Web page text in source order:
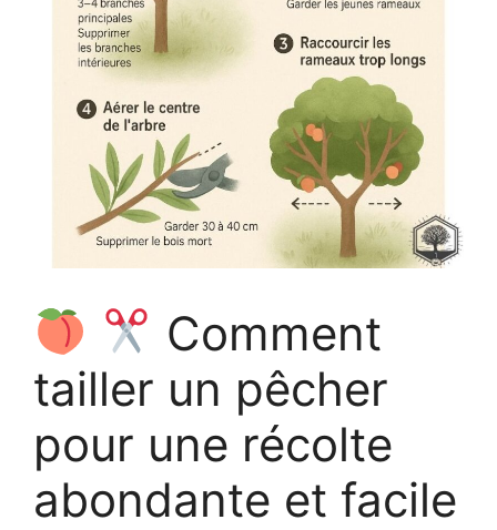
Comment
tailler un pêcher
pour une récolte
abondante et facile